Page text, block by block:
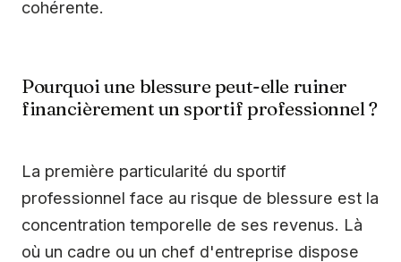
cohérente.
Pourquoi une blessure peut-elle ruiner
financièrement un sportif professionnel ?
La première particularité du sportif
professionnel face au risque de blessure est la
concentration temporelle de ses revenus. Là
où un cadre ou un chef d'entreprise dispose